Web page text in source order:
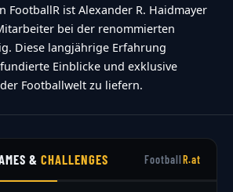
STRONG]","refresh-
icon","refresh-
get new images and
in with
ended":"Die Zeit zum
FootballR ist Alexander R. Haidmayer
bei der renommierten
Diese langjährige Erfahrung
Einblicke und exklusive
Footballwelt zu liefern.
&CHALLENGES FootballR.at